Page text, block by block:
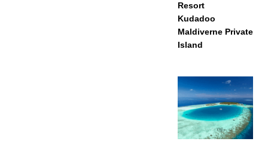
Resort
Kudadoo
Maldiverne Private
Island